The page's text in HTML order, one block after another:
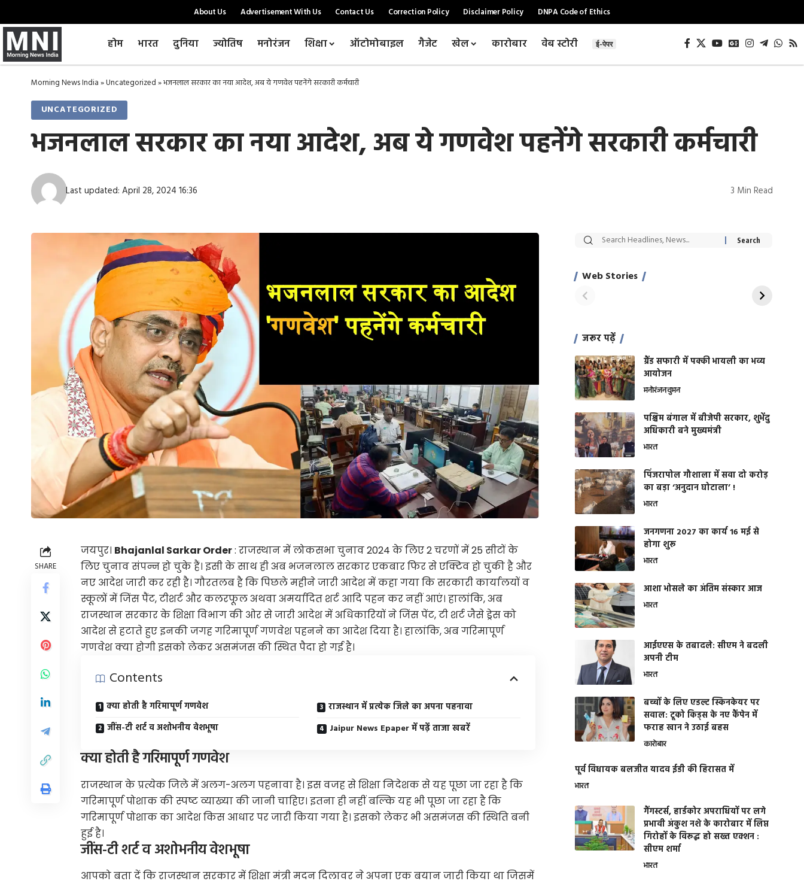
About Us Advertisement With Us Contact Us Correction Policy Disclaimer Policy DNPA Code of Ethics
होम भारत दुनिया ज्योतिष मनोरंजन शिक्षा ऑटोमोबाइल गैजेट खेल कारोबार वेब स्टोरी ई-पेपर
Morning News India»Uncategorized»भजनलाल सरकार का नया आदेश, अब ये गणवेश पहनेंगे सरकारी कर्मचारी
UNCATEGORIZED
भजनलाल सरकार का नया आदेश, अब ये गणवेश पहनेंगे सरकारी कर्मचारी
Last updated: April 28, 2024 16:36 3 Min Read
SHARE
जयपुर। Bhajanlal Sarkar Order: राजस्थान में लोकसभा चुनाव 2024 के लिए 2 चरणों में 25 सीटों के
लिए चुनाव संपन्न हो चुके हैं। इसी के साथ ही अब भजनलाल सरकार एकबार फिर से एक्टिव हो चुकी है और
नए आदेश जारी कर रही है। गौरतलब है कि पिछले महीने जारी आदेश में कहा गया कि सरकारी कार्यालयों व
स्कूलों में जिंस पैंट, टीशर्ट और कलरफूल अथवा अमर्यादित शर्ट आदि पहन कर नहीं आएं। हालांकि, अब
राजस्थान सरकार के शिक्षा विभाग की ओर से जारी आदेश में अधिकारियों ने जिंस पेंट, टी शर्ट जैसे ड्रेस को
आदेश से हटाते हुए इनकी जगह गरिमापूर्ण गणवेश पहनने का आदेश दिया है। हालांकि, अब गरिमापूर्ण
गणवेश क्या होगी इसको लेकर असमंजस की स्थित पैदा हो गई है।
Contents
क्या होती है ​गरिमापूर्ण गणवेश
जींस-टी शर्ट व अशोभनीय वेशभूषा
राजस्थान में प्रत्येक जिले का अपना पहनावा
Jaipur News Epaper में पढ़ें ताजा खबरें
क्या होती है ​गरिमापूर्ण गणवेश
राजस्थान के प्रत्येक जिले में अलग-अलग पहनावा है। इस वजह से शिक्षा निदेशक से यह पूछा जा रहा है कि
गरिमापूर्ण पोशाक की स्पष्ट व्याख्या की जानी चाहिए। इतना ही नहीं बल्कि यह भी पूछा जा रहा है कि
गरिमापूर्ण पोशाक का आदेश किस आधार पर जारी किया गया है। इसको लेकर भी असमंजस की स्थिति बनी
हुई है।
जींस-टी शर्ट व अशोभनीय वेशभूषा
आपको बता दें कि राजस्थान सरकार में शिक्षा मंत्री मदन दिलावर ने अपना एक बयान जारी किया था जिसमें
Web Stories
सट्टेबाजी में अरेस्ट हुए
साहिल खान
रोज एक कच्चे लहसुन
जरूर पढ़ें
ग्रैंड सफारी में पक्की भायली का भव्य
आयोजन
मनोरंजनवुमन
पश्चिम बंगाल में बीजेपी सरकार, शुभेंदु
अधिकारी बने मुख्यमंत्री
भारत
​पिंजरापोल गौशाला में सवा दो करोड़
का बड़ा ‘अनुदान घोटाला’ !
भारत
जनगणना 2027 का कार्य 16 मई से
होगा शुरू
भारत
आशा भोसले का अंतिम संस्कार आज
भारत
आईएएस के तबादले: सीएम ने बदली
अपनी टीम
भारत
बच्चों के लिए एडल्ट स्किनकेयर पर
सवाल: टूको किड्स के नए कैंपेन में
फराह खान ने उठाई बहस
कारोबार
पूर्व विधायक बलजीत यादव ईडी की हिरासत में
भारत
गैंगस्टर्स, हार्डकोर अपराधियों पर लगे
प्रभावी अंकुश नशे के कारोबार में लिप्त
गिरोहों के विरूद्ध हो सख्त एक्शन :
सीएम शर्मा
भारत